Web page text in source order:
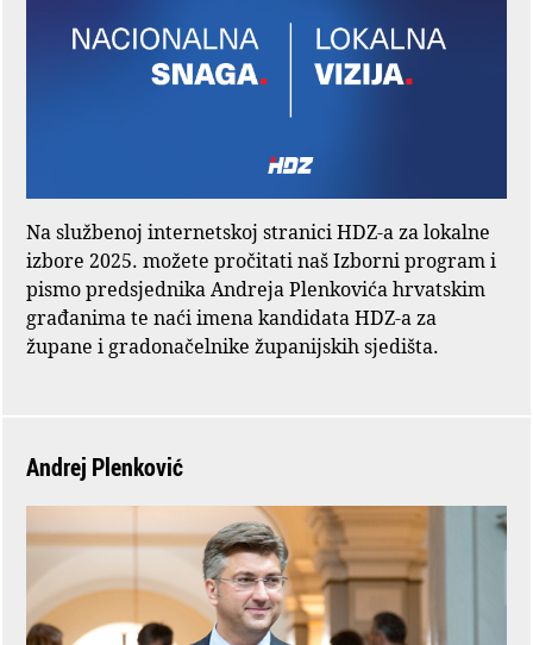
Na službenoj internetskoj stranici HDZ-a za lokalne
izbore 2025. možete pročitati naš Izborni program i
pismo predsjednika Andreja Plenkovića hrvatskim
građanima te naći imena kandidata HDZ-a za
župane i gradonačelnike županijskih sjedišta.
Andrej Plenković